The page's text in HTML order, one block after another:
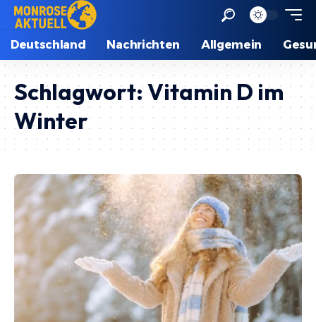
Deutschland Nachrichten Allgemein
Schlagwort:Vitamin D im
Winter